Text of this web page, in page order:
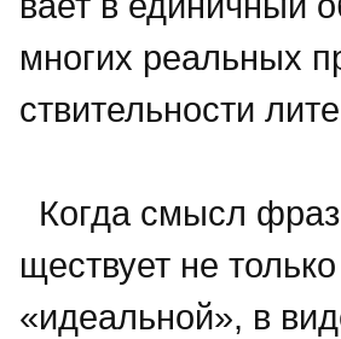
многих реальных
ствительности
Когда смысл
ществует не
«идеальной», в